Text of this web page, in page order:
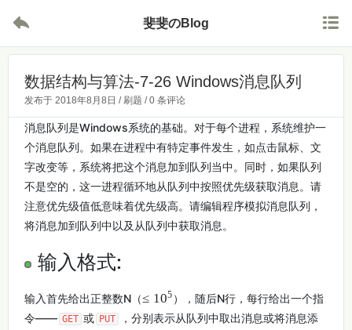
 斐斐のBlog 
数据结构与算法-7-26 Windows消息队列
发布于 2018年8月8日 / 刷题 /0 条评论
消息队列是Windows系统的基础。对于每个进程，系统维护一
个消息队列。如果在进程中有特定事件发生，如点击鼠标、文
字改变等，系统将把这个消息加到队列当中。同时，如果队列
不是空的，这一进程循环地从队列中按照优先级获取消息。请
注意优先级值低意味着优先级高。请编辑程序模拟消息队列，
将消息加到队列中以及从队列中获取消息。
输入格式:
输入首先给出正整数N（≤ 105 ），随后N行，每行给出一个指
令—— GET 或 PUT
，分别表示从队列中取出消息或将消息添